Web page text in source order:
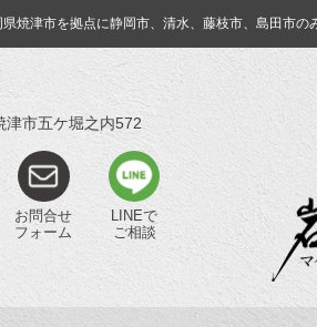
県焼津市を拠点に静岡市、清水、藤枝市、島田市の
津市五ケ堀之内572
お問合せ
フォーム
LINEで
ご相談